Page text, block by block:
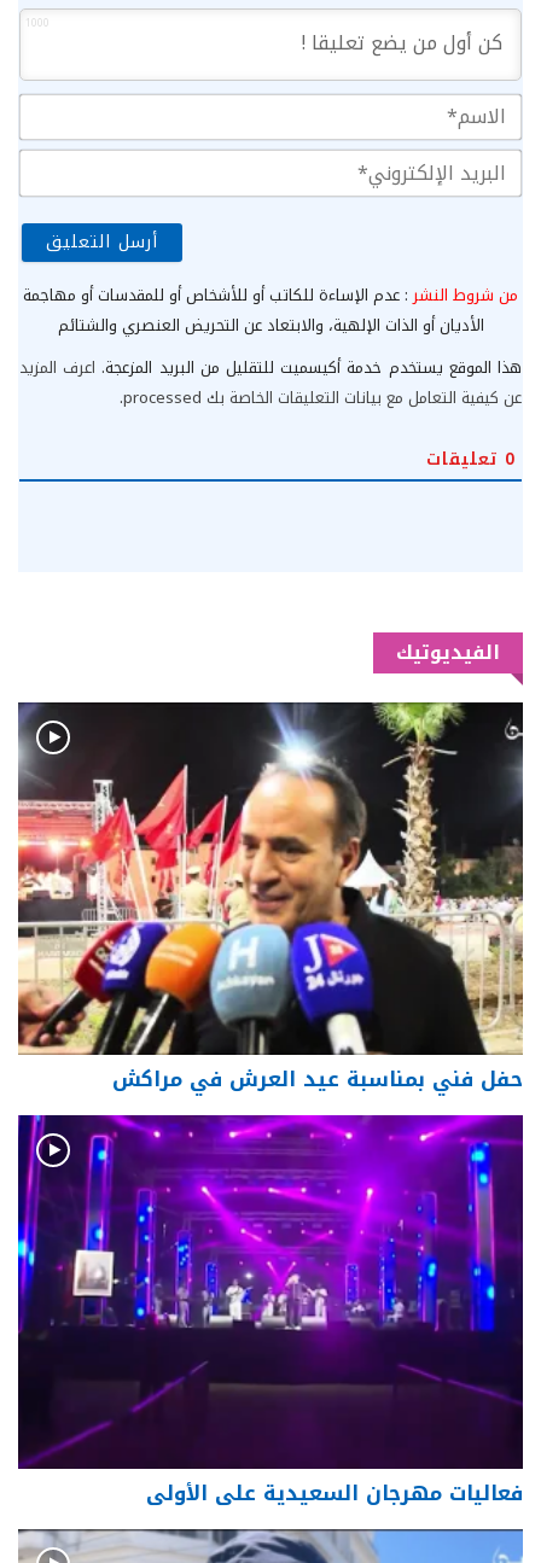
1000
من شروط النشر: عدم الإساءة للكاتب أو للأشخاص أو للمقدسات أو مهاجمة
الأديان أو الذات الإلهية، والابتعاد عن التحريض العنصري والشتائم
هذا الموقع يستخدم خدمة أكيسميت للتقليل من البريد المزعجة. اعرف المزيد
عن كيفية التعامل مع بيانات التعليقات الخاصة بك processed
.
0 تعليقات
الفيديوتيك
حفل فني بمناسبة عيد العرش في مراكش
فعاليات مهرجان السعيدية على الأولى